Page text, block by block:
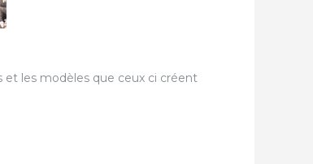
les modèles que ceux ci créent